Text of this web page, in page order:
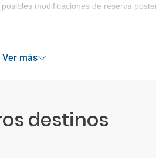
modificaciones de reserva
Ver más
destinos